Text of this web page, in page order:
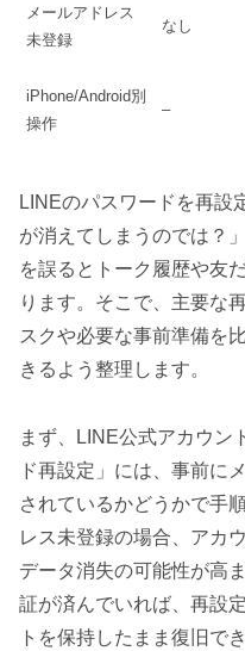
メールアドレス
未登録
なし
iPhone/Android別
操作
–
LINEのパスワードを再設
が消えてしまうのでは？
を誤るとトーク履歴や友
ります。そこで、主要な
スクや必要な事前準備を
きるよう整理します。
まず、LINE公式アカウン
ド再設定」には、事前に
されているかどうかで手
レス未登録の場合、アカ
データ消失の可能性が高
証が済んでいれば、再設
トを保持したまま復旧でき